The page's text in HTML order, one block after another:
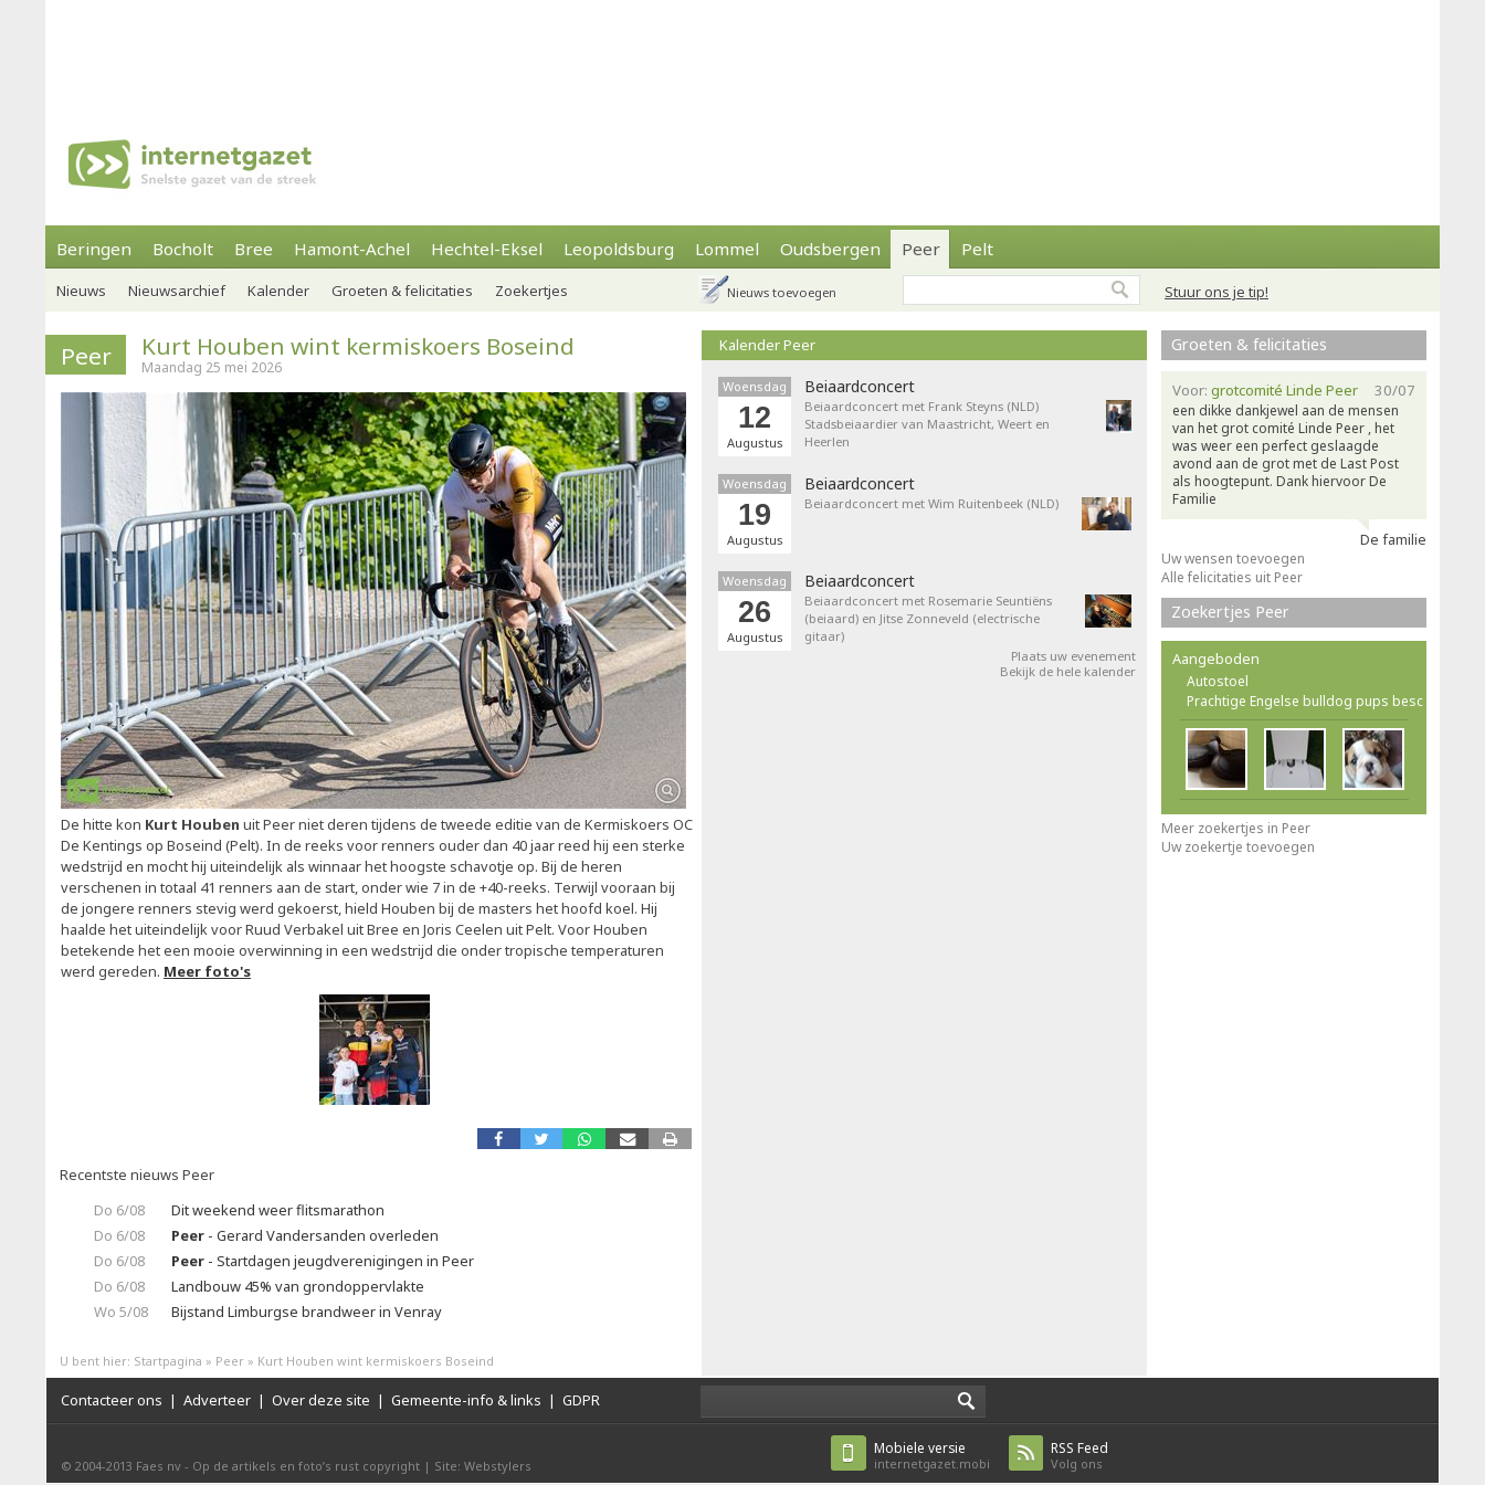
Beringen Bocholt Bree Hamont-Achel Hechtel-Eksel Leopoldsburg Lommel Oudsbergen Peer Pelt
Stuur ons je tip!
Nieuws Nieuwsarchief Kalender Groeten & felicitaties Zoekertjes Nieuws toevoegen
Peer Kurt Houben wint kermiskoers Boseind
Maandag 25 mei 2026
De hitte kon Kurt Houben uit Peer niet deren tijdens de tweede editie van de Kermiskoers OC
De Kentings op Boseind (Pelt). In de reeks voor renners ouder dan 40 jaar reed hij een sterke
wedstrijd en mocht hij uiteindelijk als winnaar het hoogste schavotje op. Bij de heren
verschenen in totaal 41 renners aan de start, onder wie 7 in de +40-reeks. Terwijl vooraan bij
de jongere renners stevig werd gekoerst, hield Houben bij de masters het hoofd koel. Hij
haalde het uiteindelijk voor Ruud Verbakel uit Bree en Joris Ceelen uit Pelt. Voor Houben
betekende het een mooie overwinning in een wedstrijd die onder tropische temperaturen
werd gereden. Meer foto's
Recentste nieuws Peer
Do 6/08
Dit weekend weer flitsmarathon
Do 6/08
Peer - Gerard Vandersanden overleden
Do 6/08
Peer - Startdagen jeugdverenigingen in Peer
Do 6/08
Landbouw 45% van grondoppervlakte
Wo 5/08
Bijstand Limburgse brandweer in Venray
Kalender Peer
Woensdag
12
Augustus
Beiaardconcert
Beiaardconcert met Frank Steyns (NLD)
Stadsbeiaardier van Maastricht, Weert en
Heerlen
Woensdag
19
Augustus
Beiaardconcert
Beiaardconcert met Wim Ruitenbeek (NLD)
Woensdag
26
Augustus
Beiaardconcert
Beiaardconcert met Rosemarie Seuntiëns
(beiaard) en Jitse Zonneveld (electrische
gitaar)
Plaats uw evenement
Bekijk de hele kalender
Groeten & felicitaties
30/07
Voor: grotcomité Linde Peer
een dikke dankjewel aan de mensen
van het grot comité Linde Peer , het
was weer een perfect geslaagde
avond aan de grot met de Last Post
als hoogtepunt. Dank hiervoor De
Familie
De familie
Uw wensen toevoegen
Alle felicitaties uit Peer
Zoekertjes Peer
Aangeboden
Autostoel
Prachtige Engelse bulldog pups besc
Meer zoekertjes in Peer
Uw zoekertje toevoegen
U bent hier: Startpagina » Peer » Kurt Houben wint kermiskoers Boseind
Contacteer ons | Adverteer | Over deze site | Gemeente-info & links | GDPR
© 2004-2013 Faes nv - Op de artikels en foto’s rust copyright | Site: Webstylers
RSS Feed
Volg ons
Mobiele versie
internetgazet.mobi